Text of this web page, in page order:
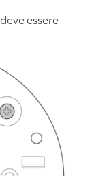
essere